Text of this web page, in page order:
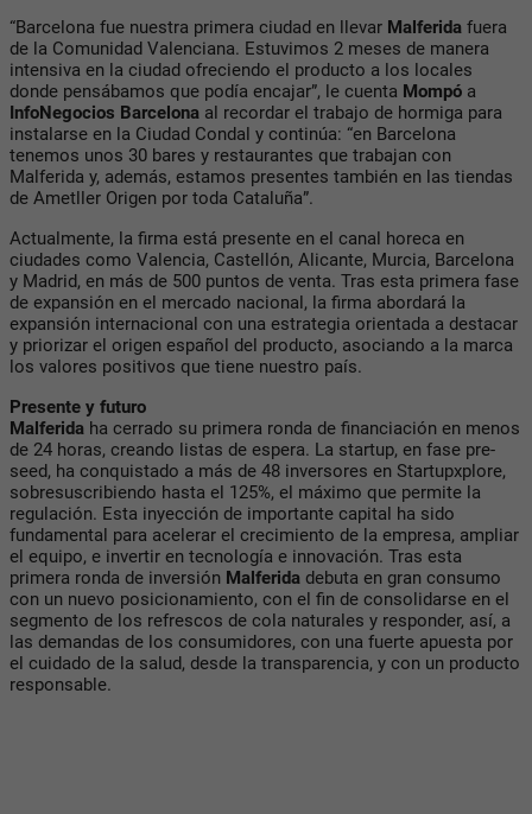
“Barcelona fue nuestra primera ciudad en llevar Malferida fuera
de la Comunidad Valenciana. Estuvimos 2 meses de manera
intensiva en la ciudad ofreciendo el producto a los locales
donde pensábamos que podía encajar”, le cuenta Mompó a
InfoNegocios Barcelona al recordar el trabajo de hormiga para
instalarse en la Ciudad Condal y continúa: “en Barcelona
tenemos unos 30 bares y restaurantes que trabajan con
Malferida y, además, estamos presentes también en las tiendas
de Ametller Origen por toda Cataluña”.
Actualmente, la firma está presente en el canal horeca en
ciudades como Valencia, Castellón, Alicante, Murcia, Barcelona
y Madrid, en más de 500 puntos de venta. Tras esta primera fase
de expansión en el mercado nacional, la firma abordará la
expansión internacional con una estrategia orientada a destacar
y priorizar el origen español del producto, asociando a la marca
los valores positivos que tiene nuestro país.
Presente y futuro
Malferida ha cerrado su primera ronda de financiación en menos
de 24 horas, creando listas de espera. La startup, en fase pre-
seed, ha conquistado a más de 48 inversores en Startupxplore,
sobresuscribiendo hasta el 125%, el máximo que permite la
regulación. Esta inyección de importante capital ha sido
fundamental para acelerar el crecimiento de la empresa, ampliar
el equipo, e invertir en tecnología e innovación. Tras esta
primera ronda de inversión Malferida debuta en gran consumo
con un nuevo posicionamiento, con el fin de consolidarse en el
segmento de los refrescos de cola naturales y responder, así, a
las demandas de los consumidores, con una fuerte apuesta por
el cuidado de la salud, desde la transparencia, y con un producto
responsable.